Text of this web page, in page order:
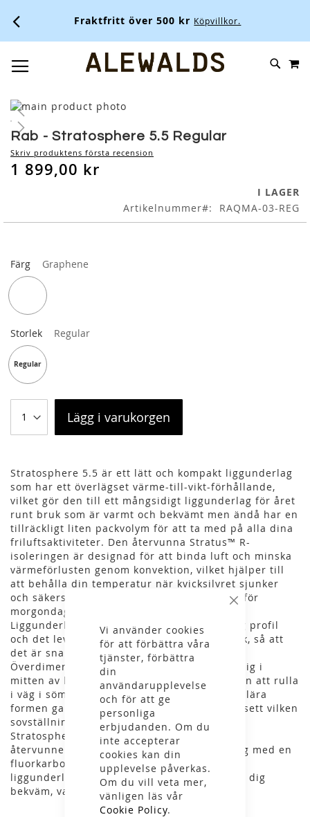
Vi använder cookies
för att förbättra våra
tjänster, förbättra
din
användarupplevelse
och för att ge
personliga
erbjudanden. Om du
inte accepterar
cookies kan din
upplevelse påverkas.
Om du vill veta mer,
vänligen läs vår
Cookie Policy.
Fraktfritt över 500 kr Köpvillkor.
SKIP
Skip
to
the
end
of
the
Skip
to
the
beginning
of
Rab - Stratosphere 5.5 Regular
Skriv produktens första recension
1 899,00 kr
I LAGER
Artikelnummer
RAQMA-03-REG
Färg Graphene
Storlek Regular
Regular
Lägg i varukorgen
Stratosphere 5.5 är ett lätt och kompakt liggunderlag
som har ett överlägset värme-till-vikt-förhållande,
vilket gör den till ett mångsidigt liggunderlag för året
runt bruk som är varmt och bekvämt men ändå har en
tillräckligt liten packvolym för att ta med på alla dina
friluftsaktiviteter. Den återvunna Stratus™ R-
isoleringen är designad för att binda luft och minska
värmeförlusten genom konvektion, vilket hjälper till
att behålla din temperatur när kvicksilvret sjunker
och säkerställer att du laddar upp dig redo för
morgondagens utmaningar.
Liggunderlaget har en tvåvägsventil med låg profil
och det levereras med en praktisk pumpsäck, så att
det är snabb och enkel att blåsa upp.
Överdimensionerade yttre kammare håller dig i
mitten av liggunderlaget och hindrar dig från att rulla
i väg i sömnen, medan den rymliga rektangulära
formen garanterar en bekväm nattsömn oavsett vilken
sovställning du föredrar.
Stratosphere 5.5 är konstruerat med 100 %
återvunnen isolering och återvunnet yttertyg med en
fluorkarbonfri DWR. Ett robust och pålitligt
liggunderlag som du kan lita på för att hålla dig
bekväm, varm och utvilad.